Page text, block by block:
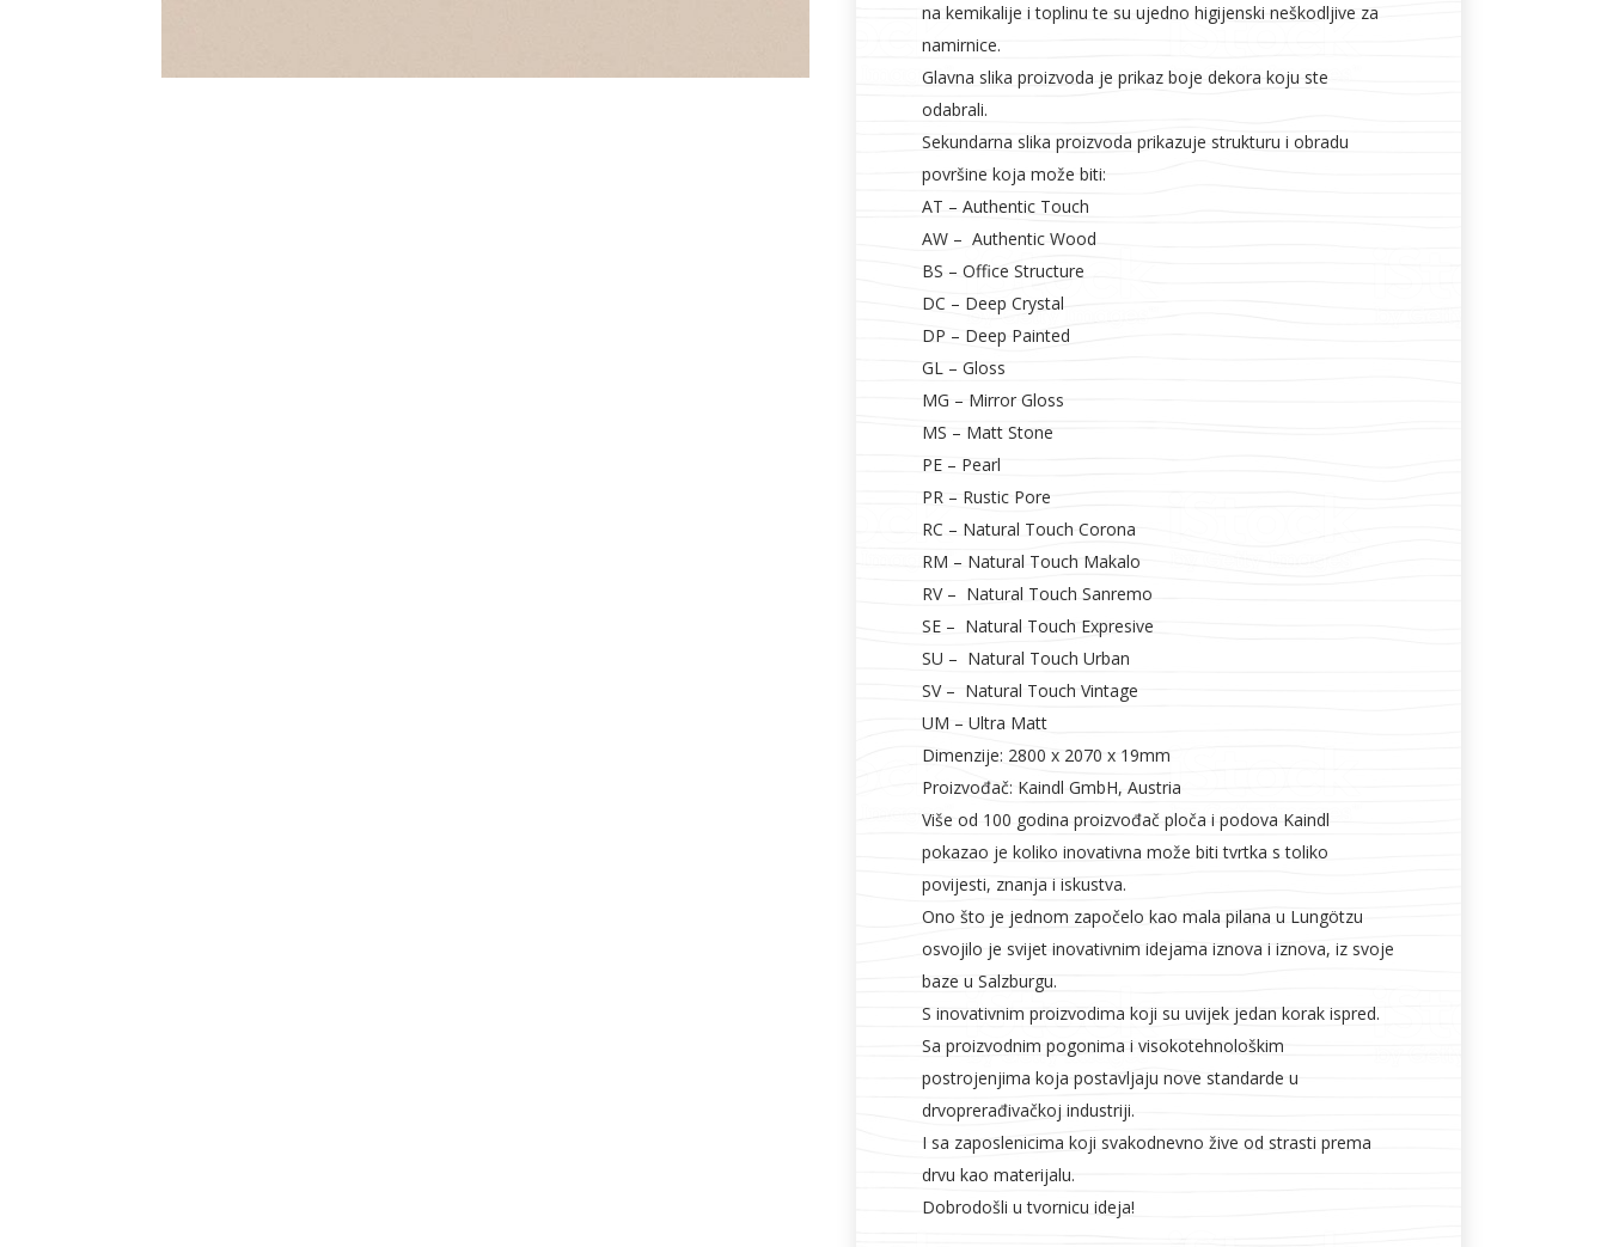
na kemikalije i toplinu te su ujedno higijenski neškodljive za
namirnice.
Glavna slika proizvoda je prikaz boje dekora koju ste
odabrali.
Sekundarna slika proizvoda prikazuje strukturu i obradu
površine koja može biti:
AT – Authentic Touch
AW – Authentic Wood
BS – Office Structure
DC – Deep Crystal
DP – Deep Painted
GL – Gloss
MG – Mirror Gloss
MS – Matt Stone
PE – Pearl
PR – Rustic Pore
RC – Natural Touch Corona
RM – Natural Touch Makalo
RV – Natural Touch Sanremo
SE – Natural Touch Expresive
SU – Natural Touch Urban
SV – Natural Touch Vintage
UM – Ultra Matt
Dimenzije: 2800 x 2070 x 19mm
Proizvođač: Kaindl GmbH, Austria
Više od 100 godina proizvođač ploča i podova Kaindl
pokazao je koliko inovativna može biti tvrtka s toliko
povijesti, znanja i iskustva.
Ono što je jednom započelo kao mala pilana u Lungötzu
osvojilo je svijet inovativnim idejama iznova i iznova, iz svoje
baze u Salzburgu.
S inovativnim proizvodima koji su uvijek jedan korak ispred.
Sa proizvodnim pogonima i visokotehnološkim
postrojenjima koja postavljaju nove standarde u
drvoprerađivačkoj industriji.
I sa zaposlenicima koji svakodnevno žive od strasti prema
drvu kao materijalu.
Dobrodošli u tvornicu ideja!